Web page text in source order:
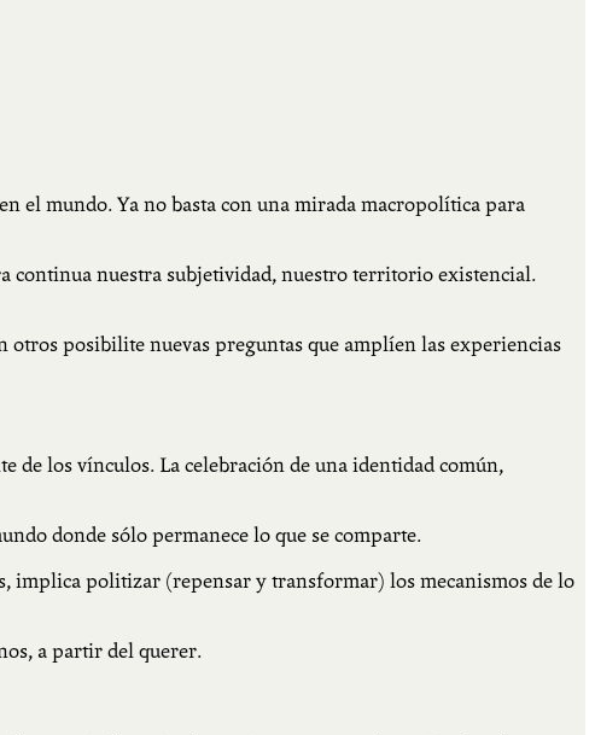
en el mundo. Ya no basta con una mirada macropolítica para
continua nuestra subjetividad, nuestro territorio existencial.
otros posibilite nuevas preguntas que amplíen las experiencias
de los vínculos. La celebración de una identidad común,
donde sólo permanece lo que se comparte.
implica politizar (repensar y transformar) los mecanismos de lo
a partir del querer.